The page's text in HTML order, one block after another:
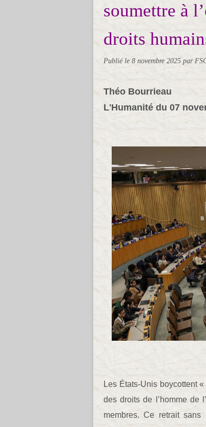
soumettre à
droits
Publié le 8 novembre 2025 par
Théo Bourrieau
L'Humanité du 07
Les États-Unis boycottent
des droits de l’homme de
membres. Ce retrait sans